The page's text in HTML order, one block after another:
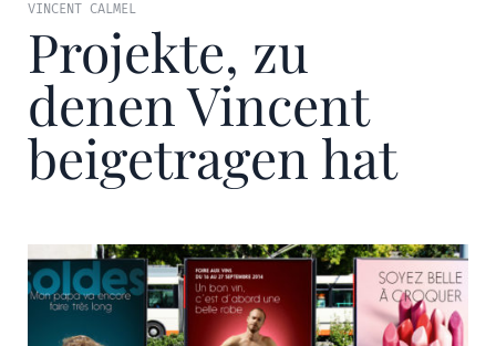
VINCENT CALMEL
Projekte, zu
denen Vincent
beigetragen hat